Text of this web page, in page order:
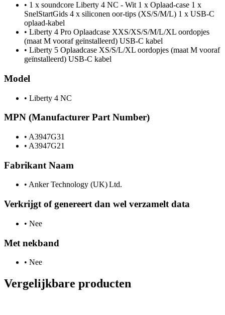
• 1 x soundcore Liberty 4 NC - Wit 1 x Oplaad-case 1 x
SnelStartGids 4 x siliconen oor-tips (XS/S/M/L) 1 x USB-C
oplaad-kabel
• Liberty 4 Pro Oplaadcase XXS/XS/S/M/L/XL oordopjes
(maat M vooraf geïnstalleerd) USB-C kabel
• Liberty 5 Oplaadcase XS/S/L/XL oordopjes (maat M vooraf
geïnstalleerd) USB-C kabel
Model
• Liberty 4 NC
MPN (Manufacturer Part Number)
• A3947G31
• A3947G21
Fabrikant Naam
• Anker Technology (UK) Ltd.
Verkrijgt of genereert dan wel verzamelt data
• Nee
Met nekband
• Nee
Vergelijkbare producten